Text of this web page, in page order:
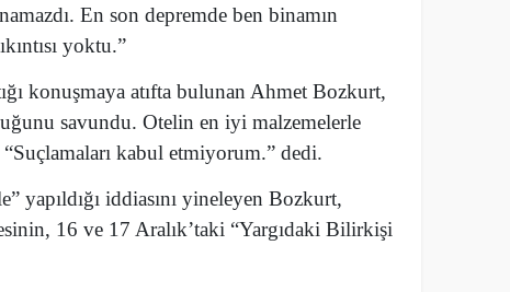
En son depremde ben binamın
yoktu.”
konuşmaya atıfta bulunan Ahmet Bozkurt,
savundu. Otelin en iyi malzemelerle
kabul etmiyorum.” dedi.
yapıldığı iddiasını yineleyen Bozkurt,
16 ve 17 Aralık’taki “Yargıdaki Bilirkişi